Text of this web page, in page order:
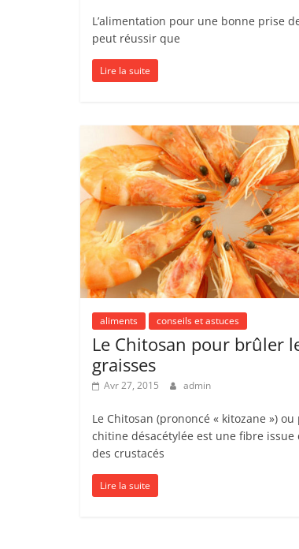
L’alimentation pour une bonne prise
peut réussir que
Lire la suite
aliments conseils et astuces
Le Chitosan pour brûler
graisses
Avr 27, 2015 admin
Le Chitosan (prononcé « kitozane »)
chitine désacétylée est une fibre issue
des crustacés
Lire la suite